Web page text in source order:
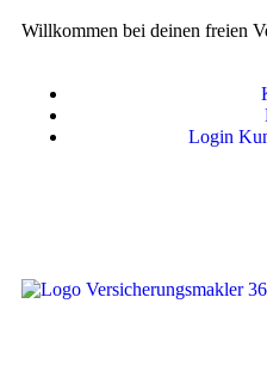
Willkommen bei deinen freien
Login